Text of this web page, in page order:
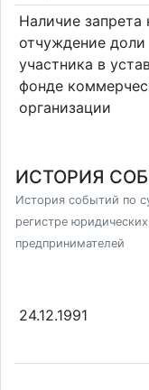
Наличие запрета
отчуждение доли
участника в
фонде
организации
ИСТОРИЯ
История событий по
регистре
предпринимателей
24.12.1991